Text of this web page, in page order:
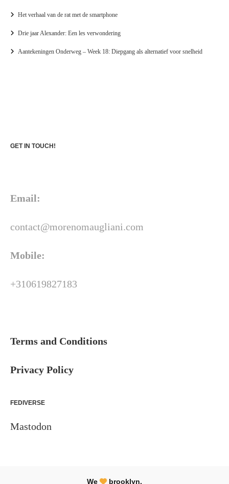
Het verhaal van de rat met de smartphone
Drie jaar Alexander: Een les verwondering
Aantekeningen Onderweg – Week 18: Diepgang als alternatief voor snelheid
GET IN TOUCH!
Email:
contact@morenomaugliani.com
Mobile:
+310619827183
Terms and Conditions
Privacy Policy
FEDIVERSE
Mastodon
We brooklyn.